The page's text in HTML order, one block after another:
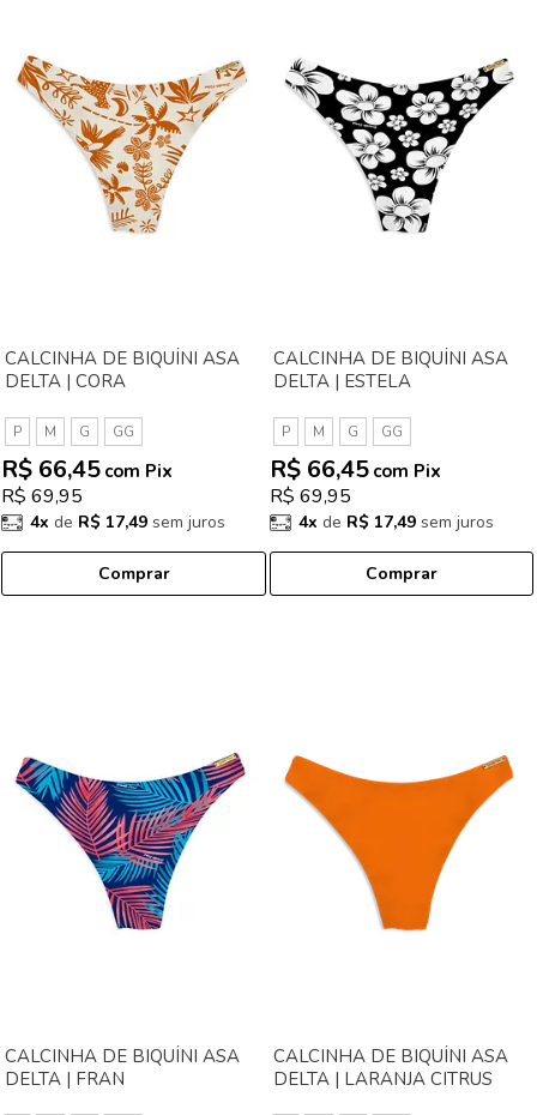
CALCINHA DE BIQUÍNI ASA
DELTA | CORA
P M G GG
R$ 69,95
R$ 66,45 com Pix
4x de R$ 17,49sem juros
Comprar
CALCINHA DE BIQUÍNI ASA
DELTA | ESTELA
P M G GG
R$ 69,95
R$ 66,45 com Pix
4x de R$ 17,49 sem juros
Comprar
CALCINHA DE BIQUÍNI ASA
DELTA | FRAN
CALCINHA DE BIQUÍNI ASA
DELTA | LARANJA CITRUS